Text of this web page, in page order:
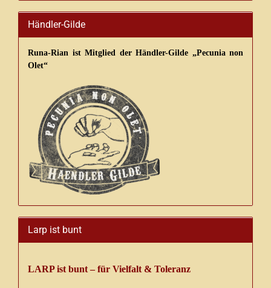
Händler-Gilde
Runa-Rian ist Mitglied der Händler-Gilde „Pecunia non
Olet“
Larp ist bunt
LARP ist bunt – für Vielfalt & Toleranz